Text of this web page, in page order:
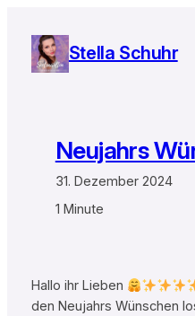
Inhalt
springen
Stella Schuhr
Neujahrs
31. Dezember 2024
1 Minute
Hallo ihr Lieben
den Neujahrs Wünschen